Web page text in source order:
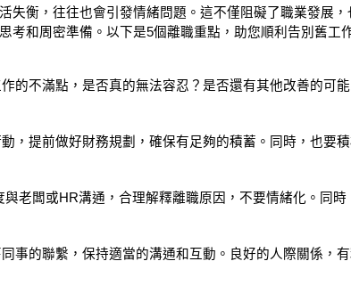
失衡，往往也會引發情緒問題。這不僅阻礙了職業發展
考和周密準備。以下是5個離職重點，助您順利告別舊工
的不滿點，是否真的無法容忍？是否還有其他改善的可
，提前做好財務規劃，確保有足夠的積蓄。同時，也要
老闆或HR溝通，合理解釋離職原因，不要情緒化。同時
事的聯繫，保持適當的溝通和互動。良好的人際關係，